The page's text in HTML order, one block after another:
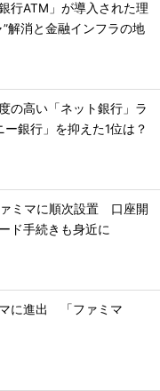
行ATM」が導入された理
解消と金融インフラの地
の高い「ネット銀行」ラ
銀行」を抑えた1位は？
ミマに順次設置 口座開
ド手続きも身近に
に進出 「ファミマ